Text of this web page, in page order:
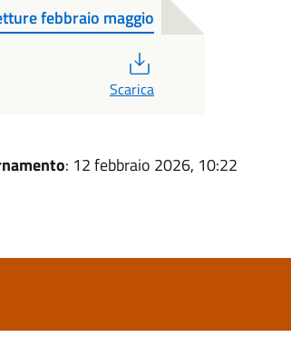
febbraio maggio
Scarica
: 12 febbraio 2026, 10:22